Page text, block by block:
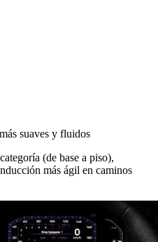
suaves y fluidos
(de base a piso),
más ágil en caminos